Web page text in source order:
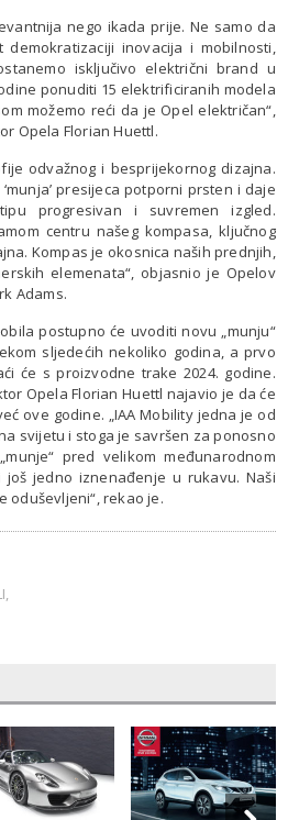
nego ikada prije. Ne samo da
demokratizaciji inovacija i mobilnosti,
isključivo električni brand u
ponuditi 15 elektrificiranih modela
možemo reći da je Opel električan“,
Opela Florian Huettl.
odvažnog i besprijekornog dizajna.
presijeca potporni prsten i daje
progresivan i suvremen izgled.
centru našeg kompasa, ključnog
Kompas je okosnica naših prednjih,
elemenata“, objasnio je Opelov
Adams.
postupno će uvoditi novu „munju“
sljedećih nekoliko godina, a prvo
će s proizvodne trake 2024. godine.
Opela Florian Huettl najavio je da će
ove godine. „IAA Mobility jedna je od
svijetu i stoga je savršen za ponosno
pred velikom međunarodnom
još jedno iznenađenje u rukavu. Naši
oduševljeni“, rekao je.
,